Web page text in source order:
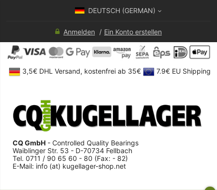
DEUTSCH (GERMAN)
Anmelden Ein Konto erstellen
3,5€ DHL Versand, kostenfrei ab 35€ 7.9€ EU Shipping
CQ GmbH - Controlled Quality Bearings
Waiblinger Str. 53 - D-70734 Fellbach
Tel. 0711 / 90 65 60 - 80 (Fax: - 82)
E-Mail: info (at) kugellager-shop.net